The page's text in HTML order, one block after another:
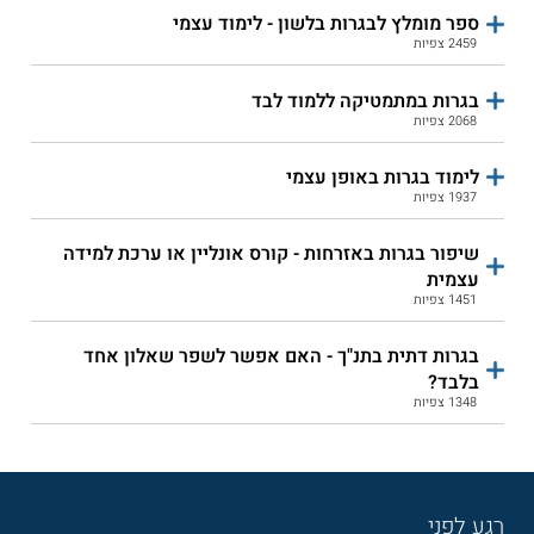
קראו גם עלפסיכומטרי לבד
היכן לומדים?
בגרות אונליין (מקוון):
בבחינה במתמטיקה ברמות 3 - 5 יחידות.
הקורסים מבוססים על שיעורי וידאו מוקלטים,
בתוספת של מענה על שאלות ממורים. הם
מתאימים הן לתלמידים אקסטרניים והן
לתלמידים בתיכון שברצונם לקבל תרגול נוסף
מעבר למה שניתן בבית הספר. למעוניינים
בהכנה משולבת, ניתן למצוא מסלול המשלב
מפגשים פרונטליים בכיתה קטנה.
ניתן להיעזר בסרטונים ותרגילים ברבים
ספר מומלץ לבגרות בלשון - לימוד עצמי
2459 צפיות
בגרות במתמטיקה ללמוד לבד
2068 צפיות
לימוד בגרות באופן עצמי
1937 צפיות
שיפור בגרות באזרחות - קורס אונליין או ערכת למידה
עצמית
1451 צפיות
בגרות דתית בתנ"ך - האם אפשר לשפר שאלון אחד
בלבד?
1348 צפיות
רגע לפני